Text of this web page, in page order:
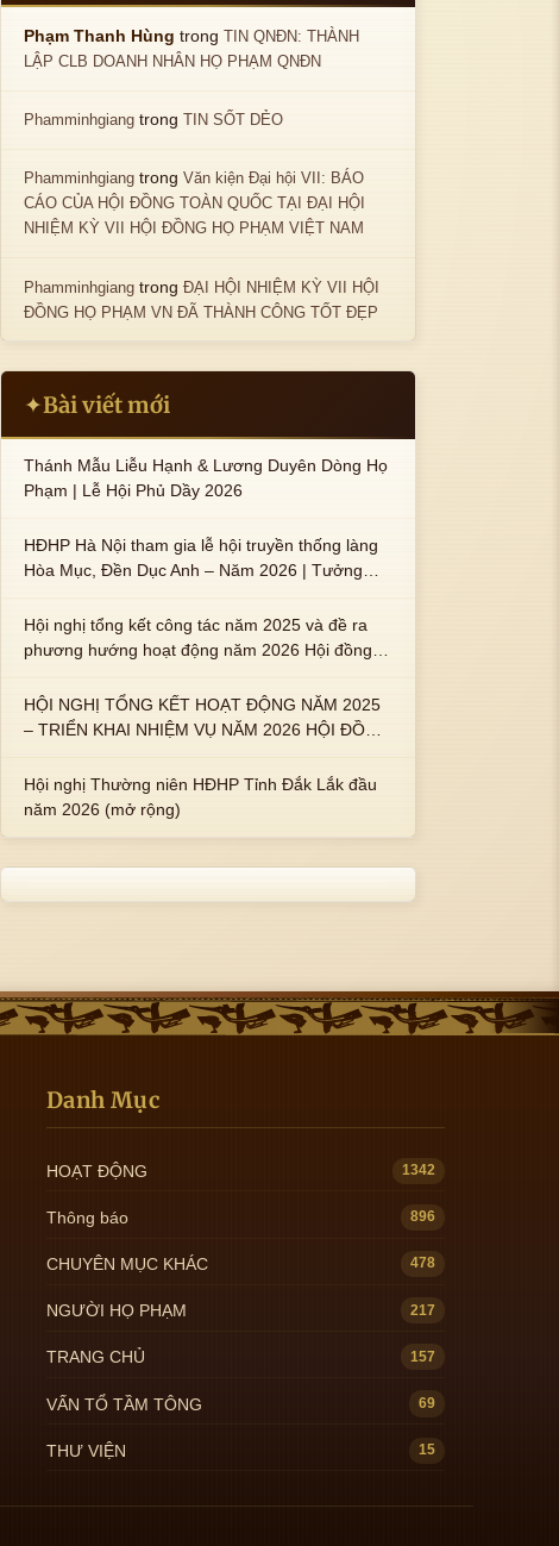
Phạm Thanh Hùng trongTIN QNĐN: THÀNH
LẬP CLB DOANH NHÂN HỌ PHẠM QNĐN
Phamminhgiang trongTIN SỐT DẺO
Phamminhgiang trongVăn kiện Đại hội VII: BÁO
CÁO CỦA HỘI ĐỒNG TOÀN QUỐC TẠI ĐẠI HỘI
NHIỆM KỲ VII HỘI ĐỒNG HỌ PHẠM VIỆT NAM
Phamminhgiang trongĐẠI HỘI NHIỆM KỲ VII HỘI
ĐỒNG HỌ PHẠM VN ĐÃ THÀNH CÔNG TỐT ĐẸP
✦Bài viết mới
Thánh Mẫu Liễu Hạnh & Lương Duyên Dòng Họ
Phạm | Lễ Hội Phủ Dầy 2026
HĐHP Hà Nội tham gia lễ hội truyền thống làng
Hòa Mục, Đền Dục Anh – Năm 2026 | Tưởng
Phạm Thị Uyển và 2 em trai : ngài Phạm Huy,
Phạm Miện
Hội nghị tổng kết công tác năm 2025 và đề ra
phương hướng hoạt động năm 2026 Hội đồng
HỘI NGHỊ TỔNG KẾT HOẠT ĐỘNG NĂM 2025
– TRIỂN KHAI NHIỆM VỤ NĂM 2026 HỘI ĐỒNG
Hội nghị Thường niên HĐHP Tỉnh Đắk Lắk đầu
năm 2026 (mở rộng)
Danh Mục
HOẠT ĐỘNG 1342
Thông báo 896
CHUYÊN MỤC KHÁC 478
NGƯỜI HỌ PHẠM 217
TRANG CHỦ 157
VẤN TỔ TẦM TÔNG 69
THƯ VIỆN 15